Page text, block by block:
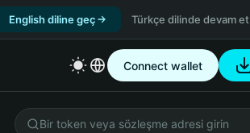
English diline geç Türkçe dilinde devam et
Connect wallet